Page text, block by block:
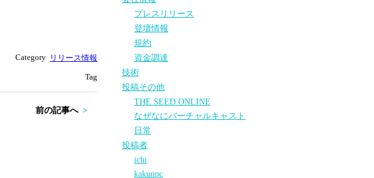
Category リリース情報
Tag
前の記事へ
プレスリリース
登壇情報
規約
資金調達
技術
投稿その他
THE SEED ONLINE
なぜなにバーチャルキャスト
日常
投稿者
ichi
kakunpc